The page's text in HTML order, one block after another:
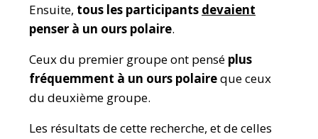
Ensuite, tous les participants devaient
penser à un ours polaire.
Ceux du premier groupe ont pensé plus
fréquemment à un ours polaireque ceux
du deuxième groupe.
Les résultats de cette recherche, et de celles